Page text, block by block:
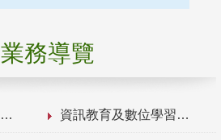
業務導覽
資訊教育及數位學習